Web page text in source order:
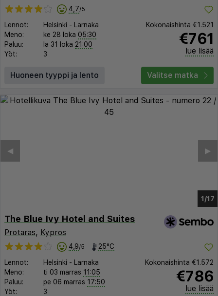
4,7/5
Lennot: Helsinki -
Larnaka
Meno:
ke 28 loka 05:30
Paluu:
la 31 loka 21:00
Yöt:
3
Kokonaishinta €1.521
€761
lue lisää
Huoneen tyyppi ja lento Valitse matka
1/9
▶︎
◀︎
The Blue Ivy Hotel and Suites
Protaras, Kypros
4,9/5 25°C
Lennot: Helsinki -
Larnaka
Meno:
ti 03 marras 11:05
Paluu:
pe 06 marras 17:50
Yöt:
3
Kokonaishinta €1.572
€786
lue lisää